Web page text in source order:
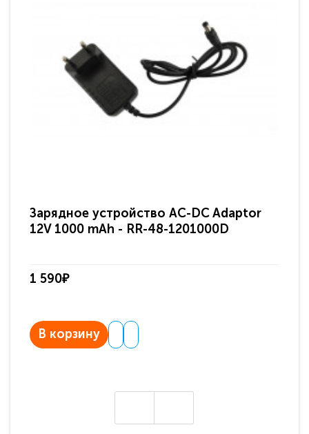
Зарядное устройство AC-DC Adaptor
12V 1000 mAh - RR-48-1201000D
1 590₽
В корзину